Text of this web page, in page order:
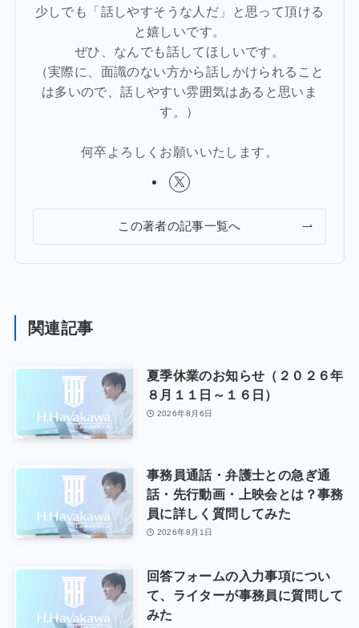
少しでも「話しやすそうな人だ」と思って頂ける
と嬉しいです。
ぜひ、なんでも話してほしいです。
（実際に、面識のない方から話しかけられること
は多いので、話しやすい雰囲気はあると思いま
す。）
何卒よろしくお願いいたします。
この著者の記事一覧へ
関連記事
夏季休業のお知らせ（２０２６年
８月１１日～１６日）
2026年8月6日
事務員通話・弁護士との急ぎ通
話・先行動画・上映会とは？事務
員に詳しく質問してみた
2026年8月1日
回答フォームの入力事項につい
て、ライターが事務員に質問して
みた